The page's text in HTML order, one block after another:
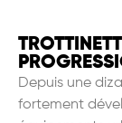
Depuis une
fortement